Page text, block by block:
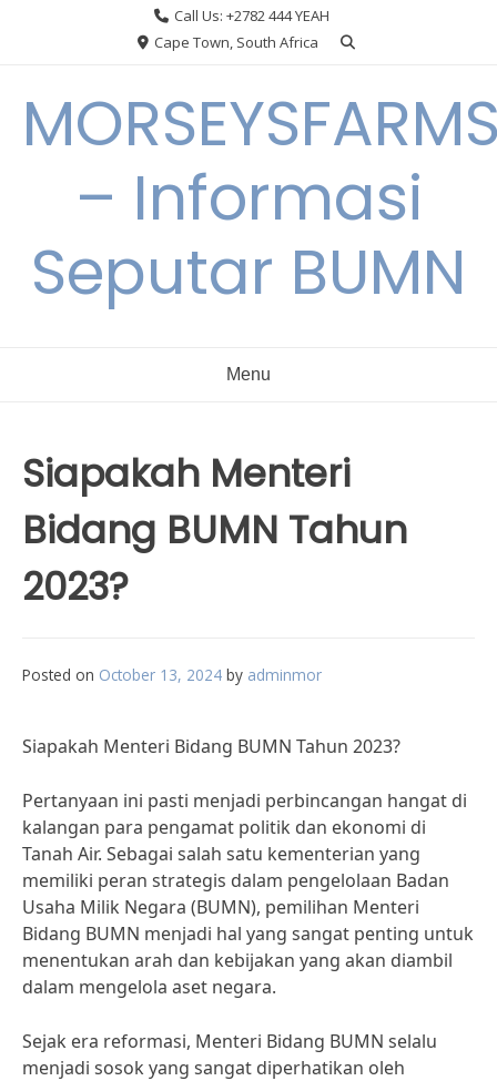
Call Us: +2782 444 YEAH
Cape Town, South Africa
– Informasi
Seputar BUMN
Menu
Siapakah Menteri
Bidang BUMN Tahun
2023?
Posted on October 13, 2024 by adminmor
Siapakah Menteri Bidang BUMN Tahun 2023?
Pertanyaan ini pasti menjadi perbincangan hangat di
kalangan para pengamat politik dan ekonomi di
Tanah Air. Sebagai salah satu kementerian yang
memiliki peran strategis dalam pengelolaan Badan
Usaha Milik Negara (BUMN), pemilihan Menteri
Bidang BUMN menjadi hal yang sangat penting untuk
menentukan arah dan kebijakan yang akan diambil
dalam mengelola aset negara.
Sejak era reformasi, Menteri Bidang BUMN selalu
menjadi sosok yang sangat diperhatikan oleh